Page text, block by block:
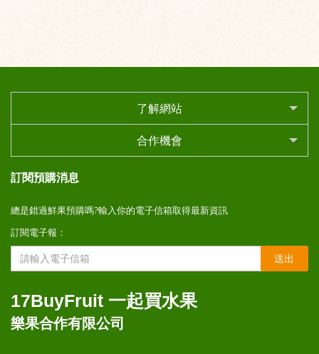
了解網站
合作機會
訂閱預購消息
總是錯過鮮果預購嗎?輸入你的電子信箱取得最新資訊
訂閱電子報：
送出
17BuyFruit 一起買水果
樂果合作有限公司